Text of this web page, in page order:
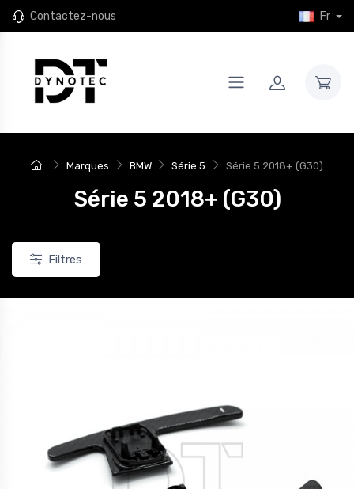
Contactez-nous Fr
Marques BMW Série 5 Série 5 2018+ (G30)
Série 5 2018+ (G30)
Filtres